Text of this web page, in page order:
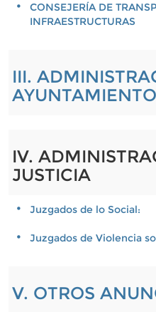
CONSEJERÍA DE
INFRAESTRUCTURAS
III.
IV.
JUSTICIA
Juzgados de lo Social:
Juzgados de Violencia
V. OTROS